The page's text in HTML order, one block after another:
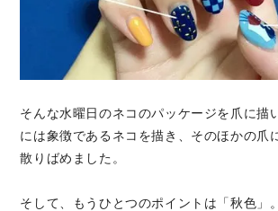
そんな水曜日のネコのパッケージを爪に描
には象徴であるネコを描き、そのほかの爪
散りばめました。
そして、もうひとつのポイントは「秋色」